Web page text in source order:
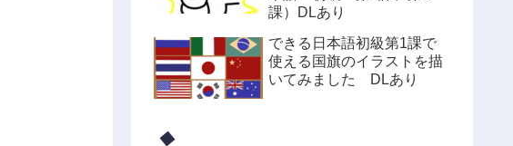
課）DLあり
できる日本語初級第1課で
使える国旗のイラストを描
いてみました DLあり